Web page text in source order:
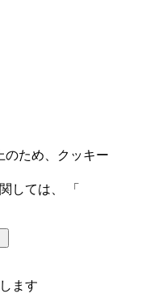
のため、クッキー
しては、 「
ます